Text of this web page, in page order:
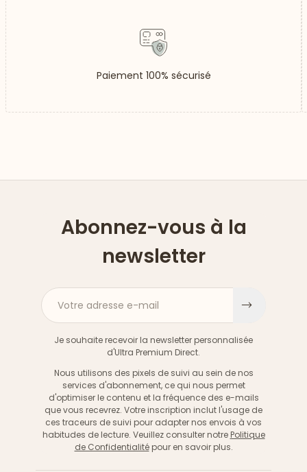
Paiement 100% sécurisé
Abonnez-vous à la
newsletter
Votre adresse e-mail
Je souhaite recevoir la newsletter personnalisée
d'Ultra Premium Direct.
Nous utilisons des pixels de suivi au sein de nos
services d'abonnement, ce qui nous permet
d'optimiser le contenu et la fréquence des e-mails
que vous recevrez. Votre inscription inclut l'usage de
ces traceurs de suivi pour adapter nos envois à vos
habitudes de lecture. Veuillez consulter notre Politique
de Confidentialitépour en savoir plus.